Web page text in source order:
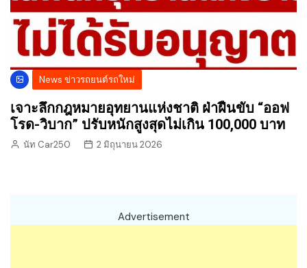
News ข่าวรถยนต์รถใหม่
เจาะลึกกฎหมายอุทยานแห่งชาติ ฝ่าฝืนขับ “ออฟ
โรด-วิบาก” ปรับหนักสูงสุดไม่เกิน 100,000 บาท
นัท Car250 2 มิถุนายน 2026
Advertisement